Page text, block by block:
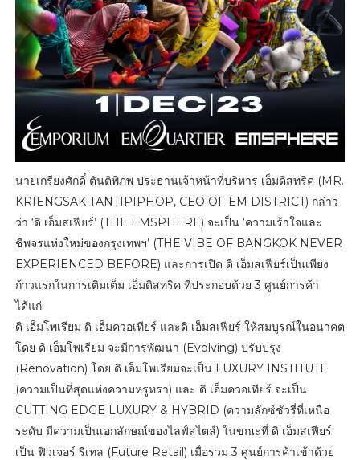
นายเกรียงศักดิ์ ตันติพิภพ ประธานเจ้าหน้าที่บริหาร เอ็มดิสทริค (MR.
KRIENGSAK TANTIPIPHOP, CEO OF EM DISTRICT) กล่าว
ว่า ‘ดิ เอ็มสเฟียร์’ (THE EMSPHERE) จะเป็น ‘ความเร้าใจและ
ชีพจรแห่งใหม่ของกรุงเทพฯ’ (THE VIBE OF BANGKOK NEVER
EXPERIENCED BEFORE) และการเปิด ดิ เอ็มสเฟียร์เป็นเพียง
ก้าวแรกในการเติมเต็ม เอ็มดิสทริค ที่ประกอบด้วย 3 ศูนย์การค้า
ได้แก่
ดิ เอ็มโพเรียม ดิ เอ็มควอเทียร์ และดิ เอ็มสเฟียร์ ให้สมบูรณ์ในอนาคต
โดย ดิ เอ็มโพเรียม จะมีการพัฒนา (Evolving) ปรับปรุง
(Renovation) โดย ดิ เอ็มโพเรียมจะเป็น LUXURY INSTITUTE
(ความเป็นที่สุดแห่งความหรูหรา) และ ดิ เอ็มควอเทียร์ จะเป็น
CUTTING EDGE LUXURY & HYBRID (ความลักซ์ชัวรี่ที่เหนือ
ระดับ มีความเป็นเอกลักษณ์ของไลฟ์สไตล์) ในขณะที่ ดิ เอ็มสเฟียร์
เป็น ฟิวเจอร์ รีเทล (Future Retail) เมื่อรวม 3 ศูนย์การค้าเข้าด้วย